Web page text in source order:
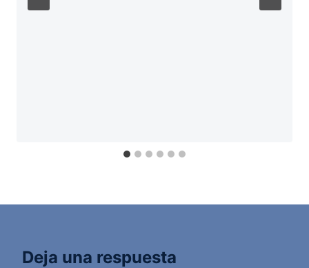
Deja una respuesta